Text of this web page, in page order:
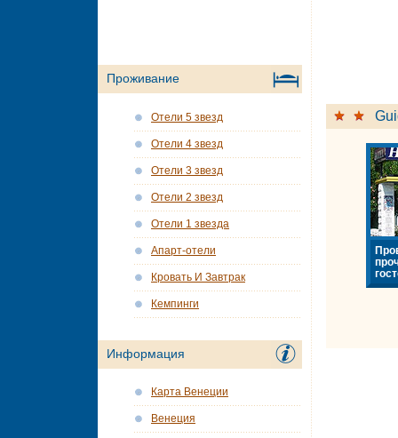
Проживание
Отели 5 звезд
Отели 4 звезд
Отели 3 звезд
Отели 2 звезд
Отели 1 звезда
Апарт-отели
Кровать И Завтрак
Кемпинги
Информация
Карта Венеции
Венеция